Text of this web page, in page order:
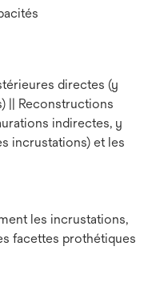
directes (y
|| Reconstructions
indirectes, y
incrustations) et les
les incrustations,
facettes prothétiques